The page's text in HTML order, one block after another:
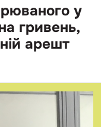
у
гривень,
арешт